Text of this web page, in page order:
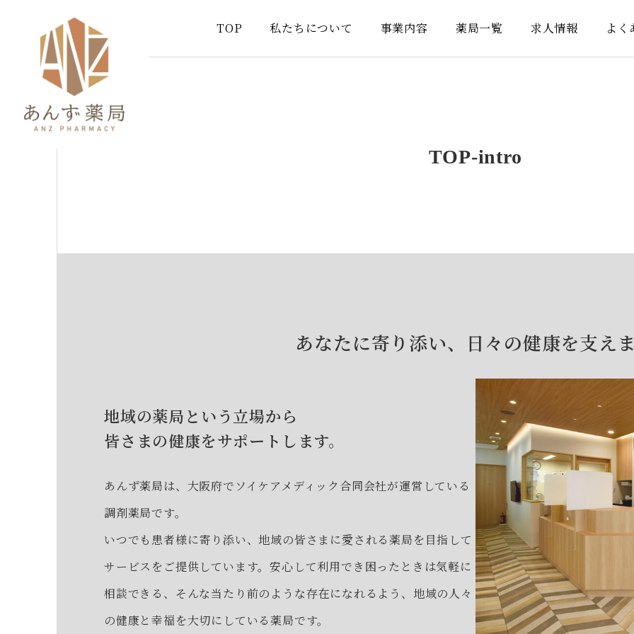
TOP 私たちについて 事業内容 薬局一覧 求人情報 よ
TOP-intro
あなたに寄り添い、日々の健康を支え
地域の薬局という立場から
皆さまの健康をサポートします。
あんず薬局は、大阪府でソイケアメディック合同会社が運営している
調剤薬局です。
いつでも患者様に寄り添い、地域の皆さまに愛される薬局を目指して
サービスをご提供しています。安心して利用でき困ったときは気軽に
相談できる、そんな当たり前のような存在になれるよう、地域の人々
の健康と幸福を大切にしている薬局です。